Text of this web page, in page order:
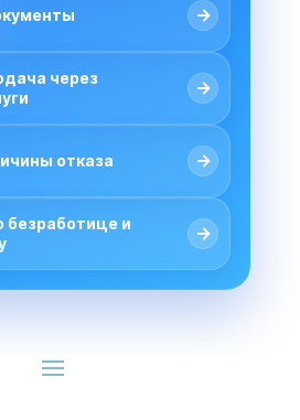
→
через
→
отказа →
безработице и
→